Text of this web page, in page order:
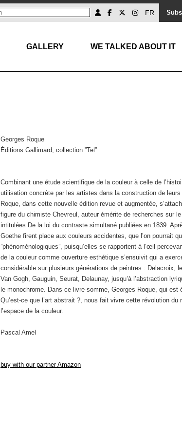
FR
GALLERY WE TALKED ABOUT IT
Georges Roque
Éditions Gallimard, collection ”Tel”
Combinant une étude scientifique de la couleur à celle de
utilisation concrète par les artistes dans la construction de
Roque, dans cette nouvelle édition revue et augmentée,
figure du chimiste Chevreul, auteur émérite de recherches sur
intitulées De la loi du contraste simultané publiées en 1839.
Goethe firent place aux couleurs accidentes, que l’on pourrait
”phénoménologiques”, puisqu’elles se rapportent à l’œil
de la couleur comme ouverture esthétique s’ensuivit qui a
considérable sur plusieurs générations de peintres : Delacroix,
Van Gogh, Gauguin, Seurat, Delaunay, jusqu’à l’abstraction
le monochrome. Dans ce livre-somme, Georges Roque, qui est
Qu’est-ce que l’art abstrait ?, nous fait vivre cette révolution du
l’espace de la couleur.
Pascal Amel
buy with our partner Amazon